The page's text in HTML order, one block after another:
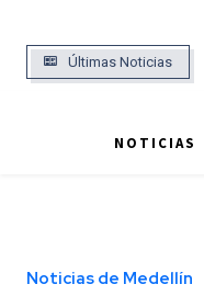
Últimas Noticias
NOTICIAS
Noticias de Medellín